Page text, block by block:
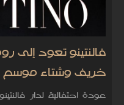
فالنتينو تعود
خريف وشتاء موسم 2026–2027
عودة احتفالية لدار